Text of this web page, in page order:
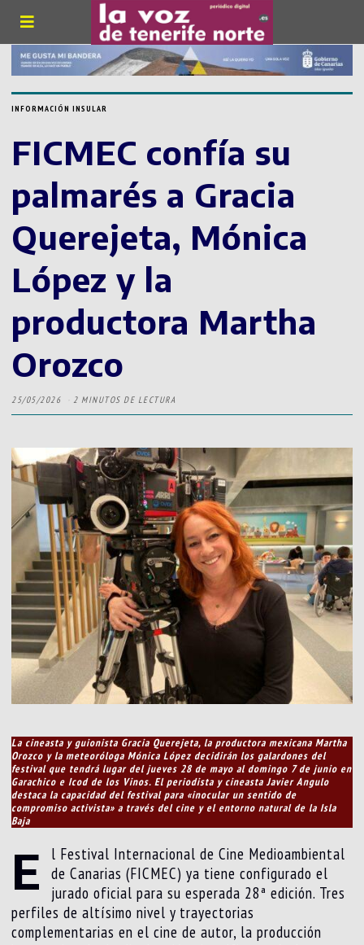
INFORMACIÓN INSULAR
FICMEC confía su
palmarés a Gracia
Querejeta, Mónica
López y la
productora Martha
Orozco
25/05/2026 2 MINUTOS DE LECTURA
La cineasta y guionista Gracia Querejeta, la productora mexicana Martha
Orozco y la meteoróloga Mónica López decidirán los galardones del
festival que tendrá lugar del jueves 28 de mayo al domingo 7 de junio en
Garachico e Icod de los Vinos. El periodista y cineasta Javier Angulo
destaca la capacidad del festival para «inocular un sentido de
compromiso activista» a través del cine y el entorno natural de la Isla
Baja
E
l Festival Internacional de Cine Medioambiental
de Canarias (FICMEC) ya tiene configurado el
jurado oficial para su esperada 28ª edición. Tres
perfiles de altísimo nivel y trayectorias
complementarias en el cine de autor, la producción